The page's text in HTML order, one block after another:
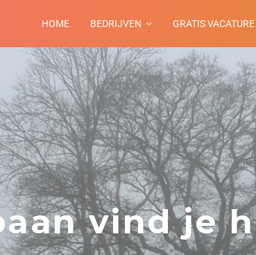
HOME BEDRIJVEN GRATIS
vind je